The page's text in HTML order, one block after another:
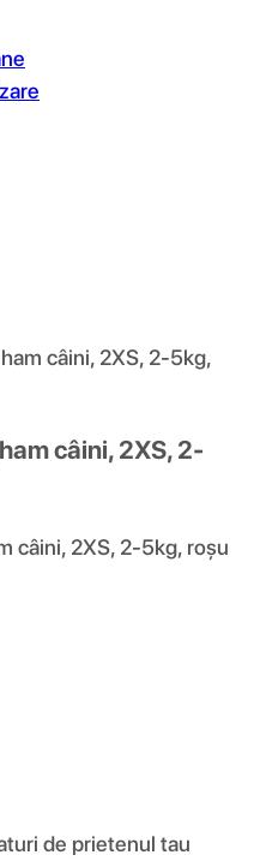
câini, 2XS, 2-5kg,
câini, 2XS, 2-
de prietenul tau